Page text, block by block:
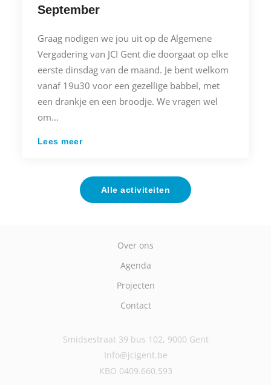
September
Graag nodigen we jou uit op de Algemene
Vergadering van JCI Gent die doorgaat op elke
eerste dinsdag van de maand. Je bent welkom
vanaf 19u30 voor een gezellige babbel, met
een drankje en een broodje. We vragen wel
om...
Lees meer
Alle activiteiten
Over ons
Agenda
Projecten
Contact
Smidsestraat 39 bus 102, 9000 Gent
Info@jcigent.be
KBO 0409.660.593